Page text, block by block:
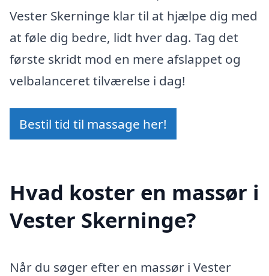
Vester Skerninge klar til at hjælpe dig med
at føle dig bedre, lidt hver dag. Tag det
første skridt mod en mere afslappet og
velbalanceret tilværelse i dag!
Bestil tid til massage her!
Hvad koster en massør i
Vester Skerninge?
Når du søger efter en massør i Vester